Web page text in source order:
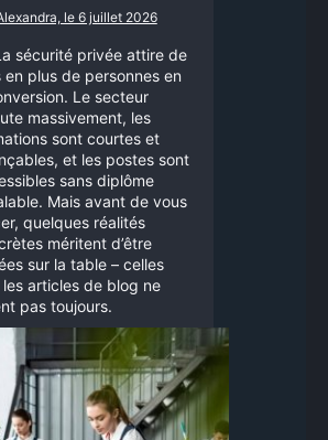
le 6 juillet 2026
sécurité privée attire de
en plus de personnes en
Le secteur
massivement, les
sont courtes et
et les postes sont
sans diplôme
Mais avant de vous
quelques réalités
méritent d’être
sur la table – celles
articles de blog ne
pas toujours.